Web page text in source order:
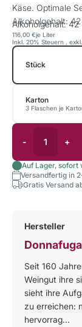
Käse. Optimale
Alkoholgehalt:
Alkoholgehalt: 42
je Liter
116,00 €
Inkl. 20% Steuern , exkl.
Stück
Karton
3 Flaschen je
- +
Auf Lager, sofort
Versandfertig in
Gratis Versand
Hersteller
Seit 160
Weingut ihre
sieht ihre
zu erreichen:
hervorrag...